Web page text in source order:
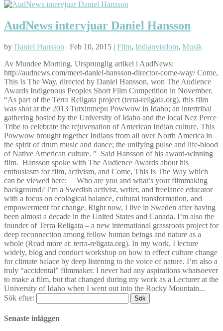
AudNews intervjuar Daniel Hansson
by Daniel Hansson | Feb 10, 2015 | Film, Indianvisdom, Musik
Av Mundee Morning. Ursprunglig artikel i AudNews:
http://audnews.com/meet-daniel-hansson-director-come-way/ Come,
This Is The Way, directed by Daniel Hansson, won The Audience
Awards Indigenous Peoples Short Film Competition in November.
“As part of the Terra Religata project (terra-religata.org), this film
was shot at the 2013 Tutxinmepu Powwow in Idaho; an intertribal
gathering hosted by the University of Idaho and the local Nez Perce
Tribe to celebrate the rejuvenation of American Indian culture. This
Powwow brought together Indians from all over North America in
the spirit of drum music and dance; the unifying pulse and life-blood
of Native American culture. ” Said Hansson of his award-winning
film. Hansson spoke with The Audience Awards about his
enthusiasm for film, activism, and Come, This Is The Way which
can be viewed here: Who are you and what’s your filmmaking
background? I’m a Swedish activist, writer, and freelance educator
with a focus on ecological balance, cultural transformation, and
empowerment for change. Right now, I live in Sweden after having
been almost a decade in the United States and Canada. I’m also the
founder of Terra Religata – a new international grassroots project for
deep reconnection among fellow human beings and nature as a
whole (Read more at: terra-religata.org). In my work, I lecture
widely, blog and conduct workshop on how to effect culture change
for climate balace by deep listening to the voice of nature. I’m also a
truly “accidental” filmmaker. I never had any aspirations whatsoever
to make a film, but that changed during my work as a Lecturer at the
University of Idaho when I went out into the Rocky Mountain...
Sök efter:
Senaste inläggen